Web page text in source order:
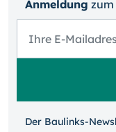
Anmeldung
Der Baulinks-